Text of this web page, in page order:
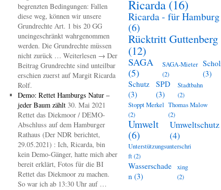
begrenzten Bedingungen: Fallen
diese weg, können wir unsere
Grundrechte Art. 1 bis 20 GG
uneingeschränkt wahrgenommen
werden. Die Grundrechte müssen
nicht zurück … Weiterlesen → Der
Beitrag Grundrechte sind unteilbar
erschien zuerst auf Margit Ricarda
Rolf.
Demo: Rettet Hamburgs Natur –
jeder Baum zählt 30. Mai 2021
Rettet das Diekmoor / DEMO-
Abschluss auf dem Hamburger
Rathaus (Der NDR berichtet,
29.05.2021) : Ich, Ricarda, bin
kein Demo-Gänger, hatte mich aber
bereit erklärt, Fotos für die BI
Rettet das Diekmoor zu machen.
So war ich ab 13:30 Uhr auf …
Ricarda (16)
Ricarda - für Hamburg
(6)
Rücktritt Guttenberg
(12)
SAGA
(5)
SAGA-Mieter
(2)
(3)
Schutz
(3)
SPD
(3)
Stadtbahn
(2)
Stoppt Merkel
(2)
Thomas Malow
(2)
Umwelt
(6)
Umweltschutz
(4)
Unterstützungsunterschri
ft(2)
Wasserschade
n (3)
xing
(2)